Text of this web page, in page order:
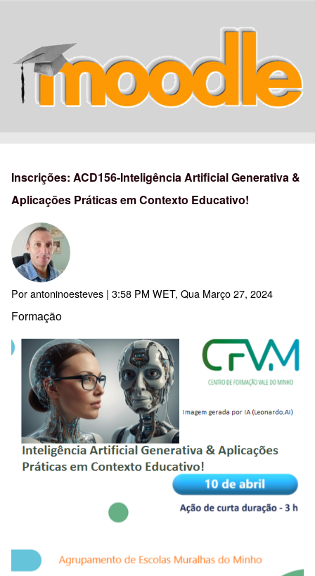
Inscrições: ACD156-Inteligência Artificial Generativa &
Aplicações Práticas em Contexto Educativo!
Porantoninoesteves | 3:58 PM WET, Qua Março 27, 2024
Formação